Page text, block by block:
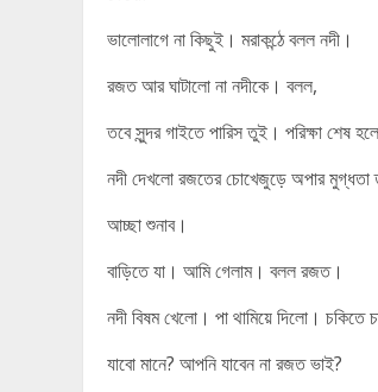
ভালোলাগে না কিছুই। মরাকন্ঠে বলল নদী।
রজত আর ঘাটালো না নদীকে। বলল,
তবে সুন্দর গাইতে পারিস তুই। পরিক্ষা শেষ
নদী দেখলো রজতের চোখেজুড়ে অপার
আচ্ছা শুনাব।
বাড়িতে যা। আমি গেলাম। বলল রজত।
নদী বিষম খেলো। পা থামিয়ে দিলো।
যাবো মানে? আপনি যাবেন না রজত ভাই?